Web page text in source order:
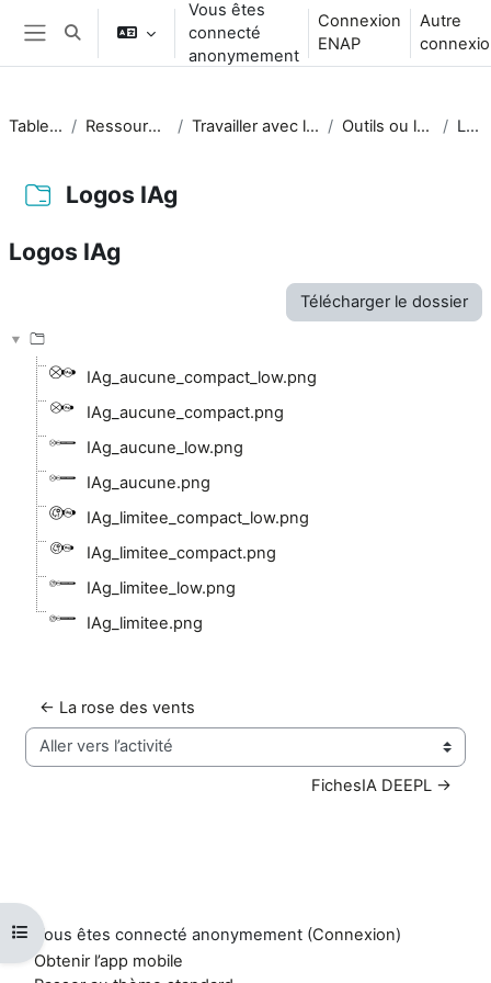
Passer au contenu principal
Panneau latéral
Activer/désactiver la saisie de recherche
Vous êtes
connecté
anonymement
Connexion
ENAP
Autre
Ouvrir l’index du cours
Tableau de bord Ressources_enseignement Travailler avec l'intelligence artificielle (IA) Outils ou logiciels d'IA (UQAC) Logos IAg
Logos IAg
Logos IAg
Télécharger le dossier
IAg_aucune_compact_low.png
IAg_aucune_compact.png
IAg_aucune_low.png
IAg_aucune.png
IAg_limitee_compact_low.png
IAg_limitee_compact.png
IAg_limitee_low.png
IAg_limitee.png
← La rose des vents
Aller vers l’activité
FichesIA DEEPL →
Vous êtes connecté anonymement (Connexion)
Obtenir l’app mobile